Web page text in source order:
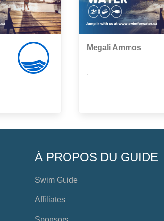
Megali Ammos
À PROPOS DU GUIDE
Swim Guide
Affiliates
Sponsors